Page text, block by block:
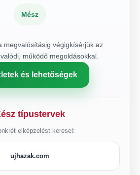
Mész
megvalósításig végigkísérjük az
működő megoldásokkal.
és lehetőségek
típustervek
elképzelést keresel:
ujhazak.com